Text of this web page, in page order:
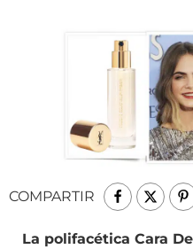
COMPARTIR
La polifacética Cara